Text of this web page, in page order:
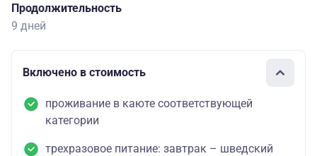
Продолжительность
9 дней
Включено в стоимость
проживание в каюте соответствующей
категории
трехразовое питание: завтрак – шведский